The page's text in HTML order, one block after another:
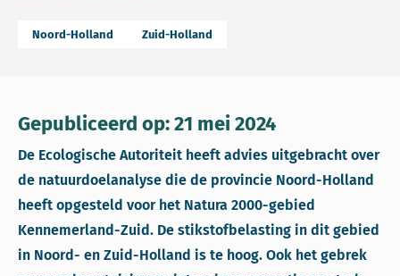
Noord-Holland Zuid-Holland
Gepubliceerd op: 21 mei 2024
De Ecologische Autoriteit heeft advies uitgebracht over
de natuurdoelanalyse die de provincie Noord-Holland
heeft opgesteld voor het Natura 2000-gebied
Kennemerland-Zuid. De stikstofbelasting in dit gebied
in Noord- en Zuid-Holland is te hoog. Ook het gebrek